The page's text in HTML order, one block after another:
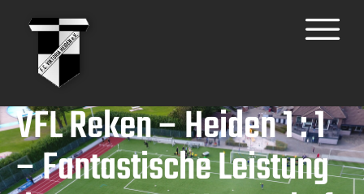
VFL Reken – Heiden 1 : 1
– Fantastische Leistung